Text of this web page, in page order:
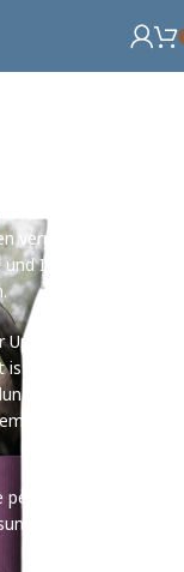
tanken und
verrichtet, um
Ihr Tier
ist. Bitte haben
die nach
18.08.2026